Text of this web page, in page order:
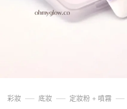
彩妝 底妝 定妝粉 + 噴霧